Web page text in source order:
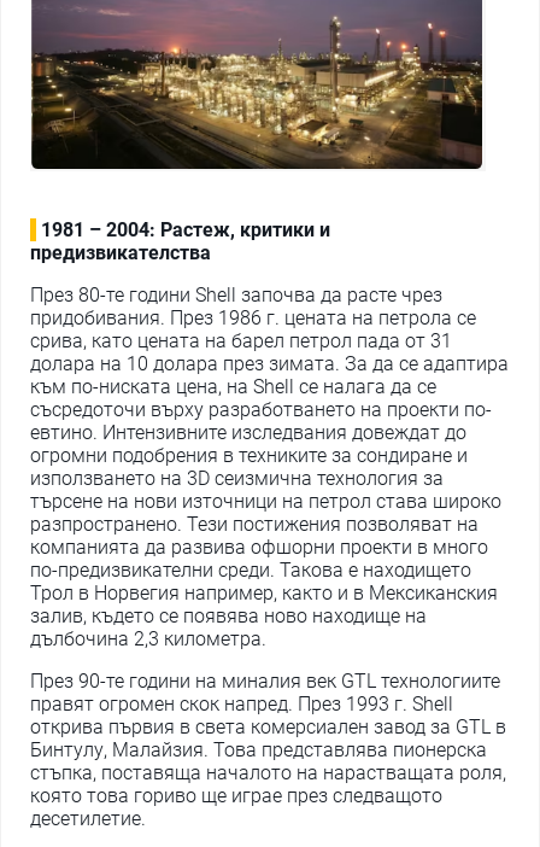
1981 – 2004: Растеж, критики и
предизвикателства
През 80-те години Shell започва да расте чрез
придобивания. През 1986 г. цената на петрола се
срива, като цената на барел петрол пада от 31
долара на 10 долара през зимата. За да се адаптира
към по-ниската цена, на Shell се налага да се
съсредоточи върху разработването на проекти по-
евтино. Интензивните изследвания довеждат до
огромни подобрения в техниките за сондиране и
използването на 3D сеизмична технология за
търсене на нови източници на петрол става широко
разпространено. Тези постижения позволяват на
компанията да развива офшорни проекти в много
по-предизвикателни среди. Такова е находището
Трол в Норвегия например, както и в Мексиканския
залив, където се появява ново находище на
дълбочина 2,3 километра.
През 90-те години на миналия век GTL технологиите
правят огромен скок напред. През 1993 г. Shell
открива първия в света комерсиален завод за GTL в
Бинтулу, Малайзия. Това представлява пионерска
стъпка, поставяща началото на нарастващата роля,
която това гориво ще играе през следващото
десетилетие.